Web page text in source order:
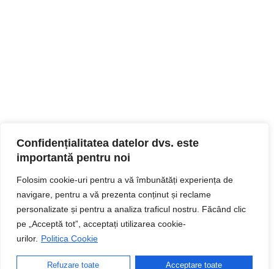
Confidențialitatea datelor dvs. este
importantă pentru noi
Folosim cookie-uri pentru a vă îmbunătăți experiența de
navigare, pentru a vă prezenta conținut și reclame
personalizate și pentru a analiza traficul nostru. Făcând clic
pe „Acceptă tot”, acceptați utilizarea cookie-
urilor. Politica Cookie
Refuzare toate Acceptare toate